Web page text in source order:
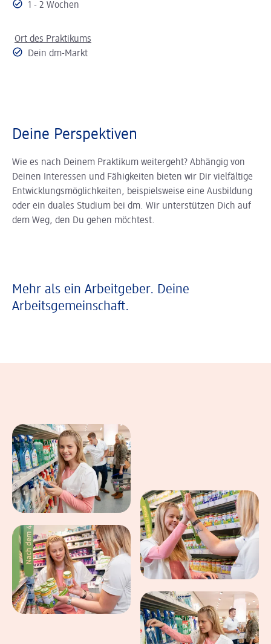
1 - 2 Wochen
Ort des Praktikums
Dein dm-Markt
Deine Perspektiven
Wie es nach Deinem Praktikum weitergeht? Abhängig von
Deinen Interessen und Fähigkeiten bieten wir Dir vielfältige
Entwicklungsmöglichkeiten, beispielsweise eine Ausbildung
oder ein duales Studium bei dm. Wir unterstützen Dich auf
dem Weg, den Du gehen möchtest.
Mehr als ein Arbeitgeber. Deine
Arbeitsgemeinschaft.
Eindrücke aus dem Arbeitsalltag